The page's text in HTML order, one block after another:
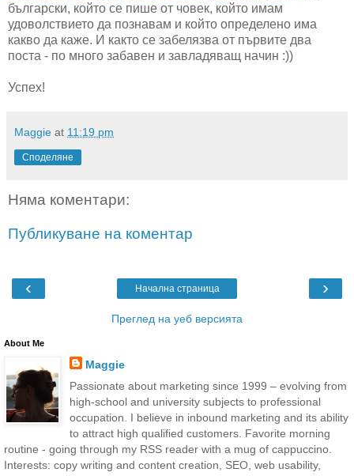
български, който се пише от човек, който имам
удоволствието да познавам и който определено има
какво да каже. И както се забелязва от първите два
поста - по много забавен и завладяващ начин :))
Успех!
Maggie at 11:19 pm
Споделяне
Няма коментари:
Публикуване на коментар
‹ ›
Начална страница
Преглед на уеб версията
About Me
Maggie
Passionate about marketing since 1999 – evolving from
high-school and university subjects to professional
occupation. I believe in inbound marketing and its ability
to attract high qualified customers. Favorite morning
routine - going through my RSS reader with a mug of cappuccino.
Interests: copy writing and content creation, SEO, web usability,